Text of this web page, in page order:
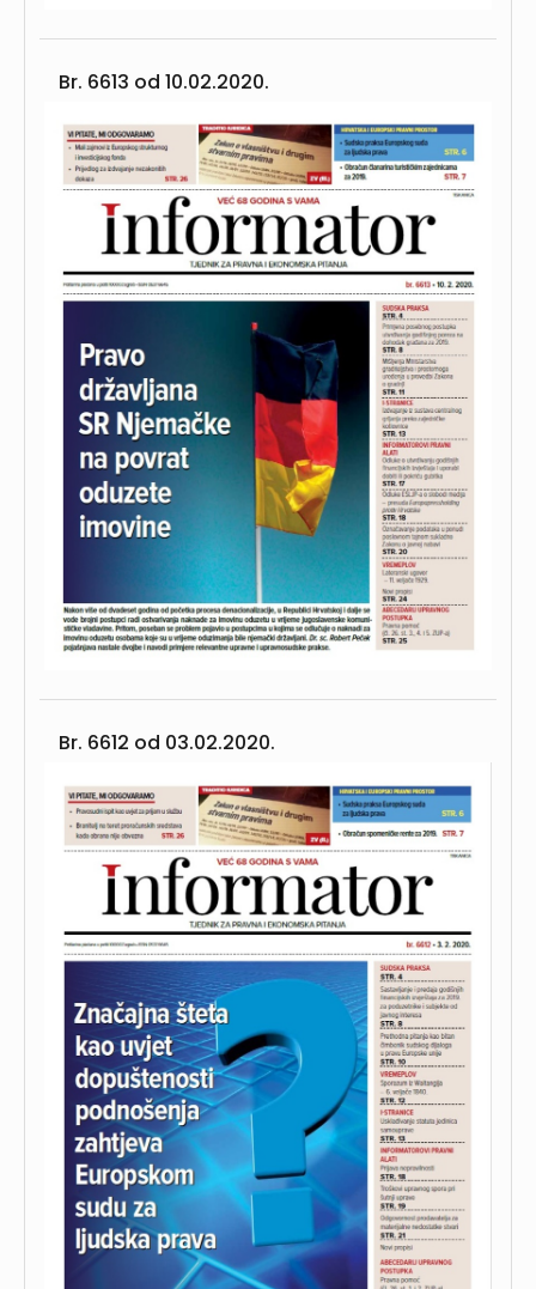
Br. 6613 od 10.02.2020.
Br. 6612 od 03.02.2020.